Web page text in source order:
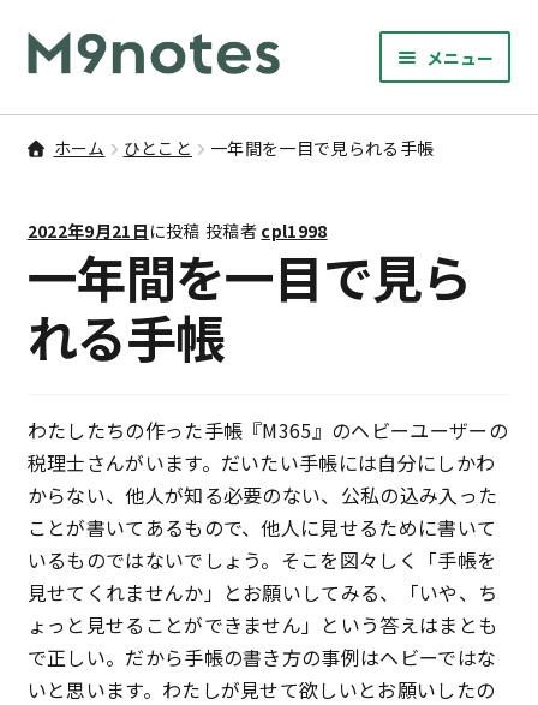
ナ
ビ
ゲ
ー
ン
へ
キ
ッ
コ
ン
テ
ン
ス
キ
プ
メニュー
9マスノート
サ
研修
展
開
M9notesのこと
アカウント
ご利用案内
特定商取引法に基づく表記
プライバシーポリシー
ホーム ひとこと 一年間を一目で見られる手帳
2022年9月21日 に投稿 投稿者 cpl1998
一年間を一目で見ら
れる手帳
わたしたちの作った手帳『M365』のヘビーユーザーの
税理士さんがいます。だいたい手帳には自分にしかわ
からない、他人が知る必要のない、公私の込み入った
ことが書いてあるもので、他人に見せるために書いて
いるものではないでしょう。そこを図々しく「手帳を
見せてくれませんか」とお願いしてみる、「いや、ち
ょっと見せることができません」という答えはまとも
で正しい。だから手帳の書き方の事例はヘビーではな
いと思います。わたしが見せて欲しいとお願いしたの